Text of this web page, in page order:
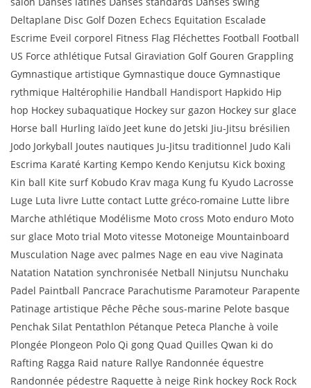
Deltaplane Disc Golf Dozen Echecs Equitation Escalade
Escrime Eveil corporel Fitness Flag Fléchettes Football Football
US Force athlétique Futsal Giraviation Golf Gouren Grappling
Gymnastique artistique Gymnastique douce Gymnastique
rythmique Haltérophilie Handball Handisport Hapkido Hip
hop Hockey subaquatique Hockey sur gazon Hockey sur glace
Horse ball Hurling Iaïdo Jeet kune do Jetski Jiu-Jitsu brésilien
Jodo Jorkyball Joutes nautiques Ju-Jitsu traditionnel Judo Kali
Escrima Karaté Karting Kempo Kendo Kenjutsu Kick boxing
Kin ball Kite surf Kobudo Krav maga Kung fu Kyudo Lacrosse
Luge Luta livre Lutte contact Lutte gréco-romaine Lutte libre
Marche athlétique Modélisme Moto cross Moto enduro Moto
sur glace Moto trial Moto vitesse Motoneige Mountainboard
Musculation Nage avec palmes Nage en eau vive Naginata
Natation Natation synchronisée Netball Ninjutsu Nunchaku
Padel Paintball Pancrace Parachutisme Paramoteur Parapente
Patinage artistique Pêche Pêche sous-marine Pelote basque
Penchak Silat Pentathlon Pétanque Peteca Planche à voile
Plongée Plongeon Polo Qi gong Quad Quilles Qwan ki do
Rafting Ragga Raid nature Rallye Randonnée équestre
Randonnée pédestre Raquette à neige Rink hockey Rock Rock